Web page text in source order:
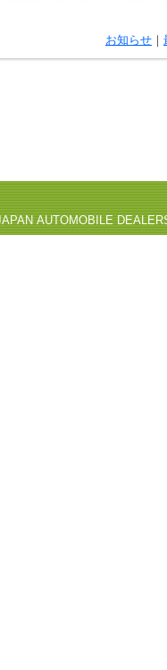
お知らせ ｜
AUTOMOBILE